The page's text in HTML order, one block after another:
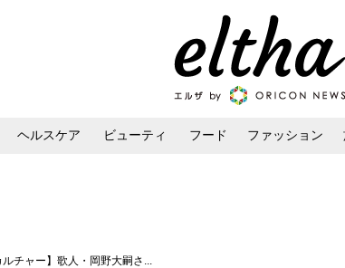
ヘルスケア ビューティ フード ファッション
ルチャー】歌人・岡野大嗣さ...